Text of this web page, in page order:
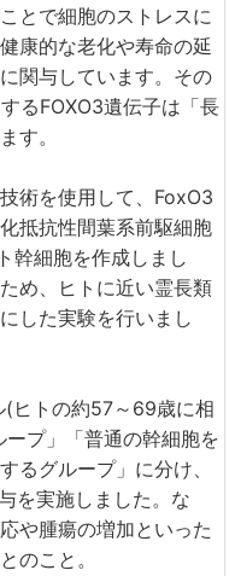
とで細胞のストレスに
康的な老化や寿命の延
関与しています。その
るFOXO3遺伝子は「長
す。
術を使用して、FoxO3
抵抗性間葉系前駆細胞
幹細胞を作成しまし
め、ヒトに近い霊長類
した実験を行いまし
ヒトの約57～69歳に相
プ」「普通の幹細胞を
るグループ」に分け、
を実施しました。な
や腫瘍の増加といった
のこと。